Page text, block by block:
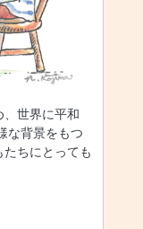
、世界に平和
な背景をもつ
ちにとっても